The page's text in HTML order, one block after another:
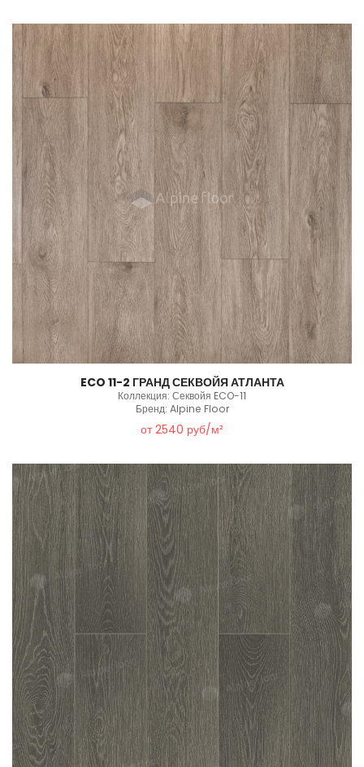
ECO 11-2 ГРАНД СЕКВОЙЯ АТЛАНТА
Коллекция: Секвойя ECO-11
Бренд: Alpine Floor
от 2540 руб/м²